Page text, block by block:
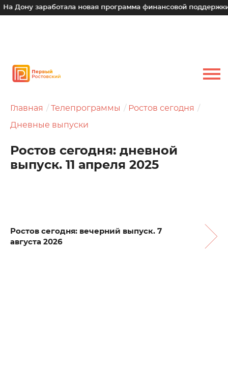
заработала новая программа финансовой поддержки для
Главная Телепрограммы Ростов сегодня
Дневные выпуски
Ростов сегодня: дневной
выпуск. 11 апреля 2025
Ростов сегодня: вечерний выпуск. 7
августа 2026